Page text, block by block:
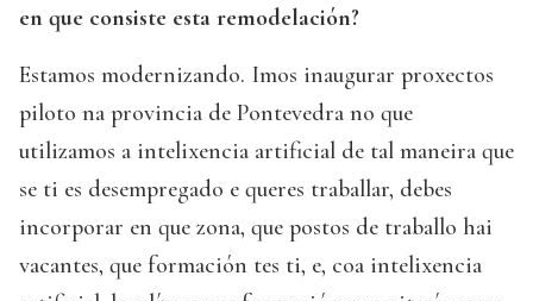
en que consiste esta remodelación?
Estamos modernizando. Imos inaugurar proxectos
piloto na provincia de Pontevedra no que
utilizamos a intelixencia artificial de tal maneira que
se ti es desempregado e queres traballar, debes
incorporar en que zona, que postos de traballo hai
vacantes, que formación tes ti, e, coa intelixencia